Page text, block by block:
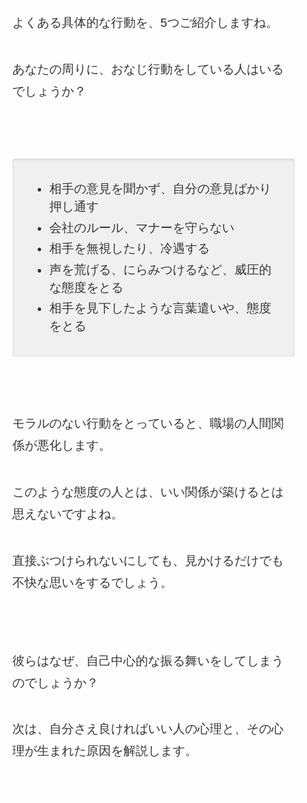
よくある具体的な行動を、5つご紹介しますね。
あなたの周りに、おなじ行動をしている人はいる
でしょうか？
相手の意見を聞かず、自分の意見ばかり
押し通す
会社のルール、マナーを守らない
相手を無視したり、冷遇する
声を荒げる、にらみつけるなど、威圧的
な態度をとる
相手を見下したような言葉遣いや、態度
をとる
モラルのない行動をとっていると、職場の人間関
係が悪化します。
このような態度の人とは、いい関係が築けるとは
思えないですよね。
直接ぶつけられないにしても、見かけるだけでも
不快な思いをするでしょう。
彼らはなぜ、自己中心的な振る舞いをしてしまう
のでしょうか？
次は、自分さえ良ければいい人の心理と、その心
理が生まれた原因を解説します。